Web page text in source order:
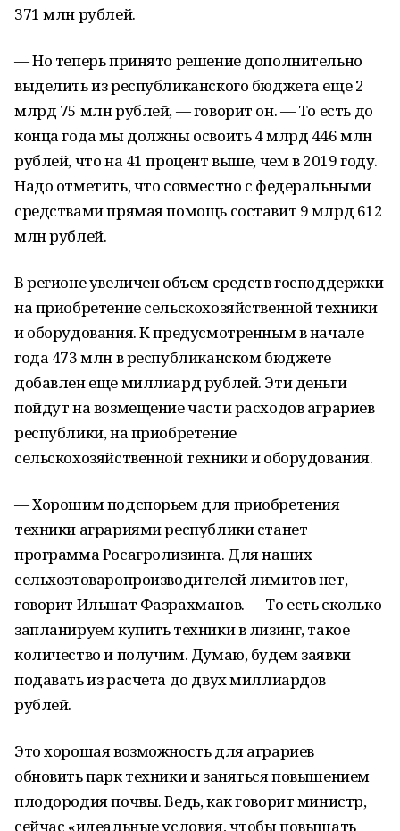
371 млн рублей.
— Но теперь принято решение дополнительно
выделить из республиканского бюджета еще 2
млрд 75 млн рублей, — говорит он. — То есть до
конца года мы должны освоить 4 млрд 446 млн
рублей, что на 41 процент выше, чем в 2019 году.
Надо отметить, что совместно с федеральными
средствами прямая помощь составит 9 млрд 612
млн рублей.
В регионе увеличен объем средств господдержки
на приобретение сельскохозяйственной техники
и оборудования. К предусмотренным в начале
года 473 млн в республиканском бюджете
добавлен еще миллиард рублей. Эти деньги
пойдут на возмещение части расходов аграриев
республики, на приобретение
сельскохозяйственной техники и оборудования.
— Хорошим подспорьем для приобретения
техники аграриями республики станет
программа Росагролизинга. Для наших
сельхозтоваропроизводителей лимитов нет, —
говорит Ильшат Фазрахманов. — То есть сколько
запланируем купить техники в лизинг, такое
количество и получим. Думаю, будем заявки
подавать из расчета до двух миллиардов
рублей.
Это хорошая возможность для аграриев
обновить парк техники и заняться повышением
плодородия почвы. Ведь, как говорит министр,
сейчас «идеальные условия, чтобы повышать